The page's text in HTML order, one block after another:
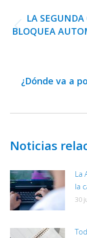
entre
LA
BLOQUEA
¿Dónde va a
Noticias
La
la
30